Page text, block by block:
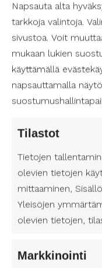
Napsauta alta
tarkkoja valintoja.
sivustoa. Voit
mukaan lukien
käyttämällä
napsauttamalla
Tilastot
Tietojen
olevien tietojen
mittaaminen,
Yleisöjen
olevien tietojen,
Markkinointi
tulehdusta, mikä
näkövammaan,
MS-taudin
vaikuttaa
liikuntamuotojen
ajoissa
MS-taudin oireet
voi olla